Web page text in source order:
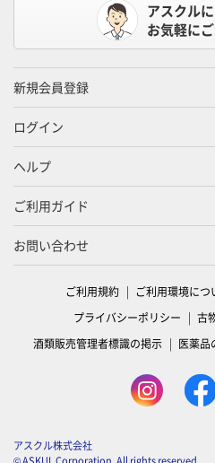
アスクル
お気軽に
新規会員登録
ログイン
ヘルプ
ご利用ガイド
お問い合わせ
ご利用規約 ご利用環境につ
プライバシーポリシー
古
酒類販売管理者標識の掲示
医薬品
アスクル株式会社